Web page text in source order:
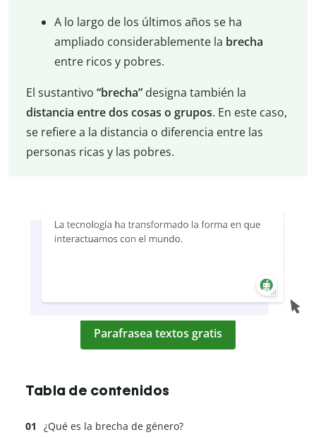
A lo largo de los últimos años se ha
ampliado considerablemente la brecha
entre ricos y pobres.
El sustantivo “brecha”designa también la
distancia entre dos cosas o grupos. En este caso,
se refiere a la distancia o diferencia entre las
personas ricas y las pobres.
Parafrasea textos gratis
Tabla de contenidos
¿Qué es la brecha de género?